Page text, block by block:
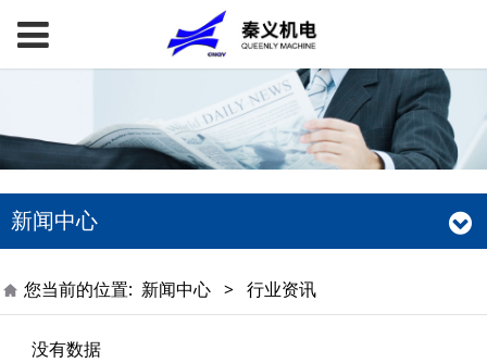
新闻中心
您当前的位置: 新闻中心 > 行业资讯
没有数据